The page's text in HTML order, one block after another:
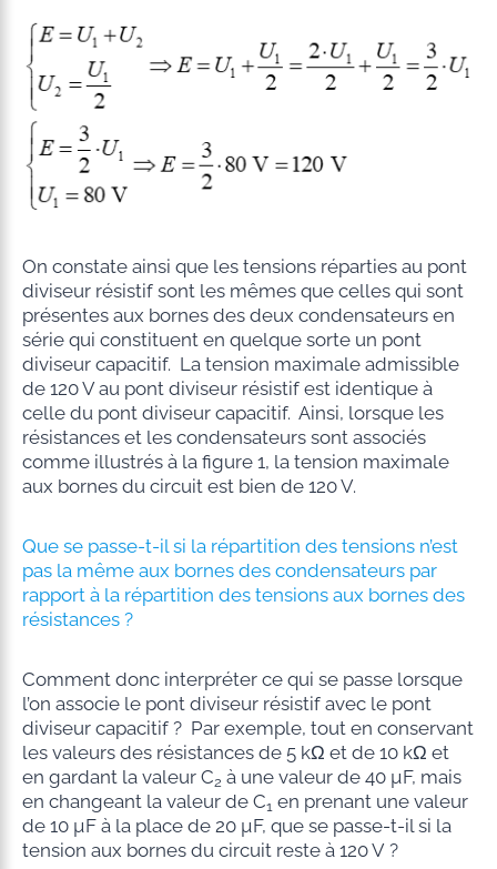
On constate ainsi que les tensions réparties au pont
diviseur résistif sont les mêmes que celles qui sont
présentes aux bornes des deux condensateurs en
série qui constituent en quelque sorte un pont
diviseur capacitif. La tension maximale admissible
de 120 V au pont diviseur résistif est identique à
celle du pont diviseur capacitif. Ainsi, lorsque les
résistances et les condensateurs sont associés
comme illustrés à la figure 1, la tension maximale
aux bornes du circuit est bien de 120 V.
Que se passe-t-il si la répartition des tensions n’est
pas la même aux bornes des condensateurs par
rapport à la répartition des tensions aux bornes des
résistances ?
Comment donc interpréter ce qui se passe lorsque
l’on associe le pont diviseur résistif avec le pont
diviseur capacitif ? Par exemple, tout en conservant
les valeurs des résistances de 5 kΩ et de 10 kΩ et
en gardant la valeur C2 à une valeur de 40 µF, mais
en changeant la valeur de C1 en prenant une valeur
de 10 µF à la place de 20 µF, que se passe-t-il si la
tension aux bornes du circuit reste à 120 V ?